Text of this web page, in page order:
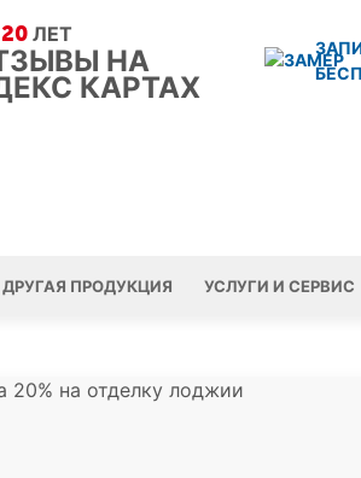
20 ЛЕТ
ДРУГАЯ ПРОДУКЦИЯ УСЛУГИ И СЕРВИС